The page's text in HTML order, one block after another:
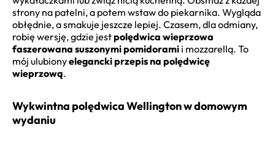
strony na patelni, a potem wstaw do piekarnika. Wygląda
obłędnie, a smakuje jeszcze lepiej. Czasem, dla odmiany,
robię wersję, gdzie jestpolędwica wieprzowa
faszerowana suszonymi pomidorami i mozzarellą. To
mój ulubionyelegancki przepis na polędwicę
wieprzową.
Wykwintna polędwica Wellington w domowym
wydaniu